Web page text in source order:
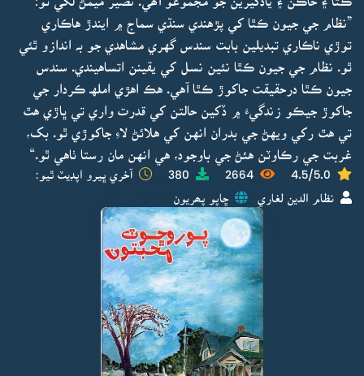
”نظام جي جيون ڪٿا کي پڙهندي سنڌي سماج ۾ ايندڙ هاڪاري
توڙي ناڪاري تبديلين بابت سندس گهري مشاهدي جو بہ اندازو ٿئي
ٿو. نظام جي جيون ڪٿا نئين نسل کي يقينن اتساهيندي. سندس
جيون ڪٿا درحقيقت جاکوڙ ڪٿا آهي. هڪ اهڙي املهـ ڪردار جي
جاکوڙ جيڪو زندگيءَ ۾ ڏکين حالتن کي قدرت واري تي ڀاڙي هٿ
تي هٿ رکي ويهڻ جي بدران انهن کي هلائڻ لاءِ جاکوڙي ٿو. بک،
غربت جي رڪاوٽن هئڻ جي باوجود، هي انهن مان رستا ٺاهي ٿو.“
4.5/5.0
2664
380 آخري ڀيرو اپڊيٽ ٿيو:
نظام الدين لغاري ڇاپو پھريون